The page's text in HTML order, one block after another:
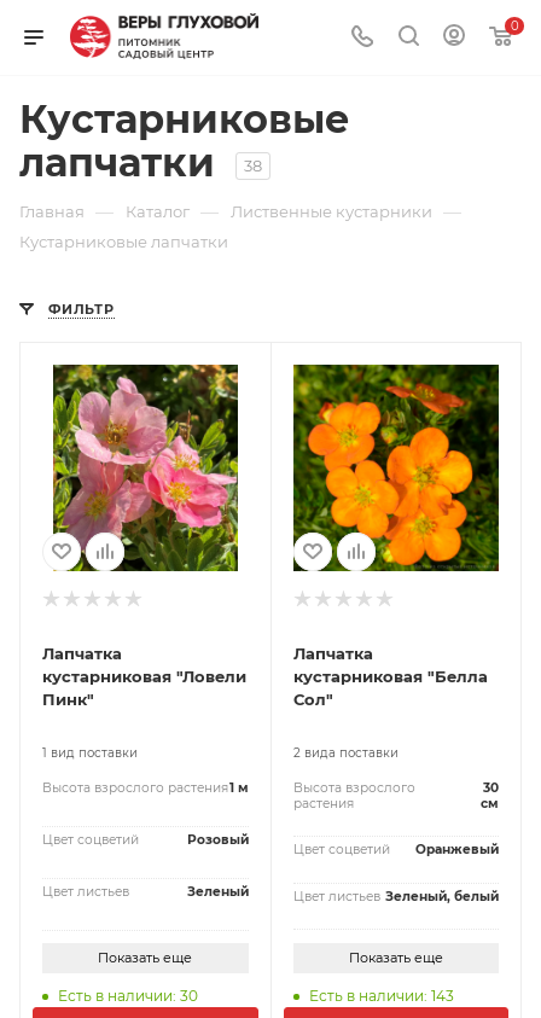
0
Кустарниковые
лапчатки
38
Главная — Каталог — Лиственные кустарники —
Кустарниковые лапчатки
ФИЛЬТР
Лапчатка
кустарниковая "Ловели
Пинк"
1 вид поставки
Высота взрослого растения1 м
Цвет соцветий Розовый
Цвет листьев Зеленый
Показать еще
Есть в наличии: 30
Лапчатка
кустарниковая "Белла
Сол"
2 вида поставки
Высота взрослого
растения
30
см
Цвет соцветий Оранжевый
Цвет листьев Зеленый, белый
Показать еще
Есть в наличии: 143